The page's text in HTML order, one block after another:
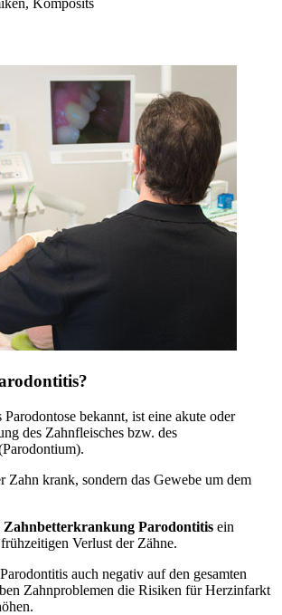
Komposits
bekannt, ist eine akute oder
des Zahnfleisches bzw. des
Zahn krank, sondern das Gewebe um dem
Zahnbetterkrankung Parodontitis ein
Verlust der Zähne.
auch negativ auf den gesamten
Zahnproblemen die Risiken für Herzinfarkt